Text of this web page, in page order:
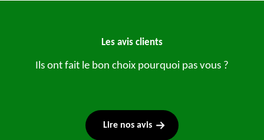
Les avis clients
Ils ont fait le bon choix pourquoi pas vous ?
Lire nos avis